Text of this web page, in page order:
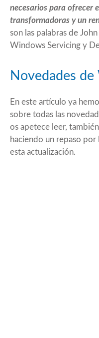
necesarios para ofrecer
transformadoras y un
son las palabras de
Windows Servicing y
Novedades
En este artículo ya
sobre todas las
os apetece leer,
haciendo un repaso
esta actualización.